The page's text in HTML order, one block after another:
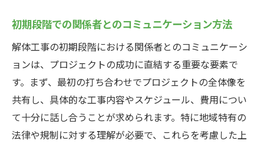
重要性
目的と範囲設定におけるステークホルダー
の役割
提案書での目標達成指標の設定法
目的と範囲の確認のためのチェックリスト
解体工事提案書に必要な法令順守と書類準備の
ステップ
初期段階での関係者とのコミュニケーション方法
解体工事の初期段階における関係者とのコミュニケーシ
ョンは、プロジェクトの成功に直結する重要な要素で
す。まず、最初の打ち合わせでプロジェクトの全体像を
共有し、具体的な工事内容やスケジュール、費用につい
て十分に話し合うことが求められます。特に地域特有の
法律や規制に対する理解が必要で、これらを考慮した上